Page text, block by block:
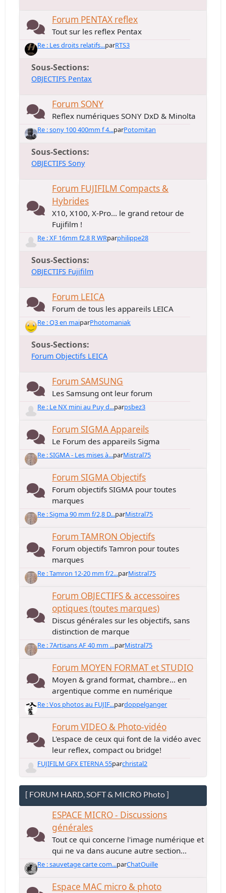
Forum PENTAX reflex
Tout sur les reflex Pentax
Re : Les droits relatifs...parRTS3
Sous-Sections
OBJECTIFS Pentax
Forum SONY
Reflex numériques SONY DxD & Minolta
Re : sony 100 400mm f 4...parPotomitan
Sous-Sections
OBJECTIFS Sony
Forum FUJIFILM Compacts &
Hybrides
X10, X100, X-Pro... le grand retour de
Fujifilm !
Re : XF 16mm f2.8 R WRparphilippe28
Sous-Sections
OBJECTIFS Fujifilm
Forum LEICA
Forum de tous les appareils LEICA
Re : Q3 en maiparPhotomaniak
Sous-Sections
Forum Objectifs LEICA
Forum SAMSUNG
Les Samsung ont leur forum
Re : Le NX mini au Puy d...parpsbez3
Forum SIGMA Appareils
Le Forum des appareils Sigma
Re : SIGMA - Les mises à...parMistral75
Forum SIGMA Objectifs
Forum objectifs SIGMA pour toutes
marques
Re : Sigma 90 mm f/2,8 D...parMistral75
Forum TAMRON Objectifs
Forum objectifs Tamron pour toutes
marques
Re : Tamron 12-20 mm f/2...parMistral75
Forum OBJECTIFS & accessoires
optiques (toutes marques)
Discus générales sur les objectifs, sans
distinction de marque
Re : 7Artisans AF 40 mm ...parMistral75
Forum MOYEN FORMAT et STUDIO
Moyen & grand format, chambre... en
argentique comme en numérique
Re : Vos photos au FUJIF...pardoppelganger
Forum VIDEO & Photo-vidéo
L'espace de ceux qui font de la vidéo avec
leur reflex, compact ou bridge!
FUJIFILM GFX ETERNA 55parchristal2
[ FORUM HARD, SOFT & MICRO Photo ]
ESPACE MICRO - Discussions
générales
Tout ce qui concerne l'image numérique et
qui ne va dans aucune autre section...
Re : sauvetage carte com...parChatOuille
Espace MAC micro & photo